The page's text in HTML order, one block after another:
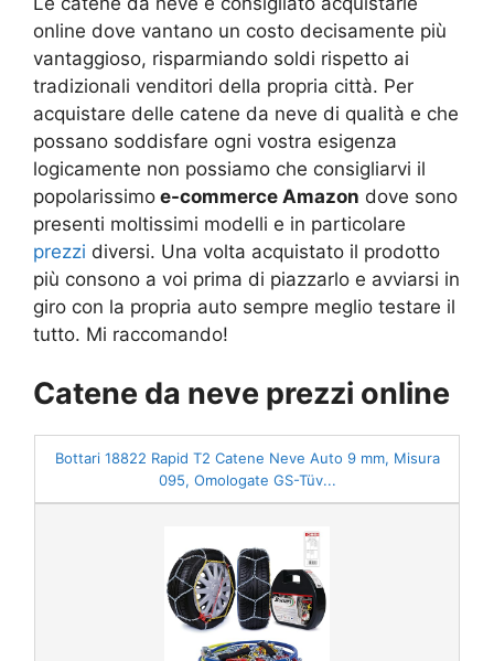
online dove vantano un costo decisamente più
vantaggioso, risparmiando soldi rispetto ai
tradizionali venditori della propria città. Per
acquistare delle catene da neve di qualità e che
possano soddisfare ogni vostra esigenza
logicamente non possiamo che consigliarvi il
popolarissimo e-commerce Amazon dove sono
presenti moltissimi modelli e in particolare
prezzi diversi. Una volta acquistato il prodotto
più consono a voi prima di piazzarlo e avviarsi in
giro con la propria auto sempre meglio testare il
tutto. Mi raccomando!
Catene da neve prezzi online
Bottari 18822 Rapid T2 Catene Neve Auto 9 mm, Misura
095, Omologate GS-Tüv...